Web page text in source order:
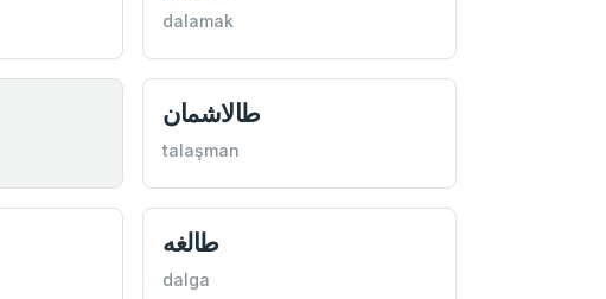
dalamak
طالاشمان
talaşman
طالغه
dalga